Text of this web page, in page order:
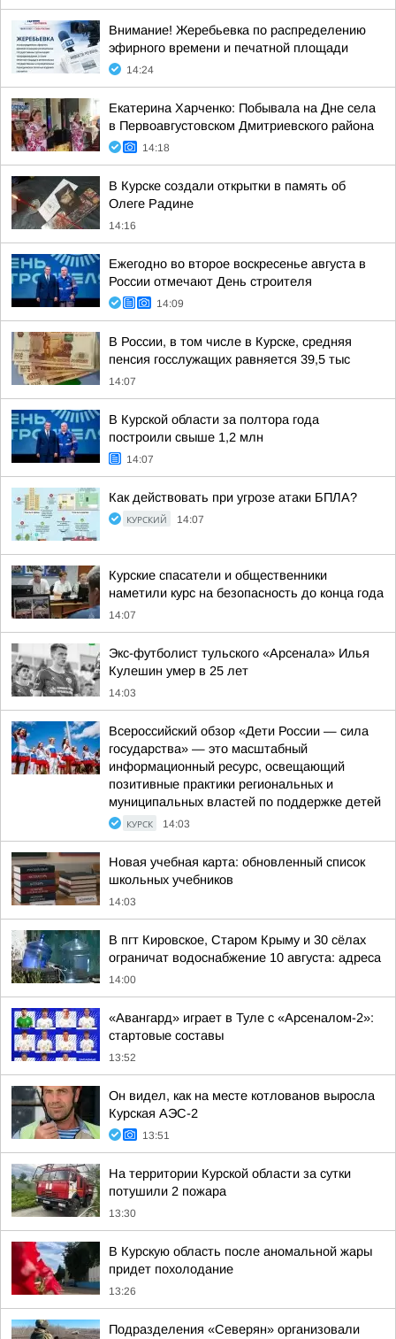
Внимание! Жеребьевка по распределению
эфирного времени и печатной площади
14:24
Екатерина Харченко: Побывала на Дне села
в Первоавгустовском Дмитриевского района
14:18
В Курске создали открытки в память об
Олеге Радине
14:16
Ежегодно во второе воскресенье августа в
России отмечают День строителя
14:09
В России, в том числе в Курске, средняя
пенсия госслужащих равняется 39,5 тыс
14:07
В Курской области за полтора года
построили свыше 1,2 млн
14:07
Как действовать при угрозе атаки БПЛА?
КУРСКИЙ 14:07
Курские спасатели и общественники
наметили курс на безопасность до конца года
14:07
Экс-футболист тульского «Арсенала» Илья
Кулешин умер в 25 лет
14:03
Всероссийский обзор «Дети России — сила
государства» — это масштабный
информационный ресурс, освещающий
позитивные практики региональных и
муниципальных властей по поддержке детей
КУРСК 14:03
Новая учебная карта: обновленный список
школьных учебников
14:03
В пгт Кировское, Старом Крыму и 30 сёлах
ограничат водоснабжение 10 августа: адреса
14:00
«Авангард» играет в Туле с «Арсеналом-2»:
стартовые составы
13:52
Он видел, как на месте котлованов выросла
Курская АЭС-2
13:51
На территории Курской области за сутки
потушили 2 пожара
13:30
В Курскую область после аномальной жары
придет похолодание
13:26
Подразделения «Северян» организовали